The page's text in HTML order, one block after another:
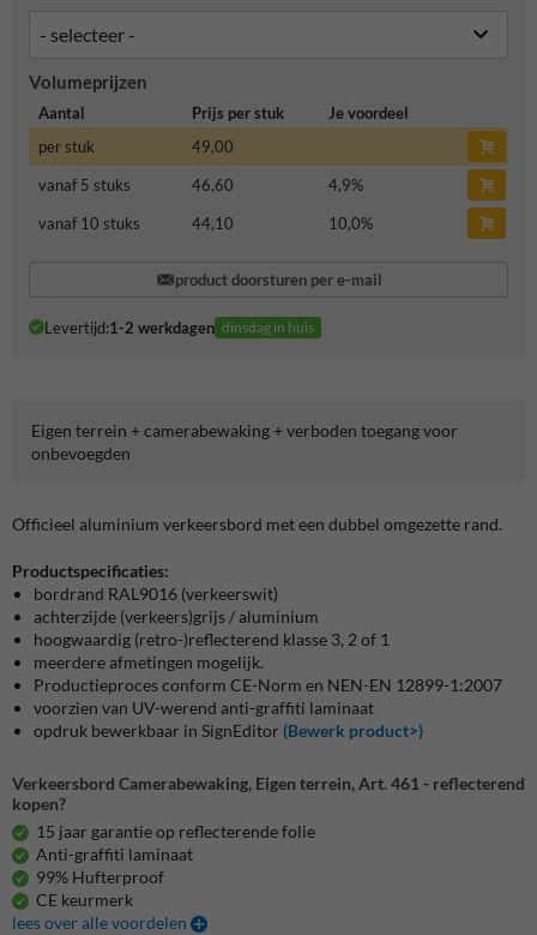
Volumeprijzen
Aantal Prijs per stuk
Je voordeel
per stuk
49,00
vanaf 5 stuks
46,60 4,9%
vanaf 10 stuks
44,10 10,0%
product doorsturen per e-mail
Levertijd:1-2 werkdagen dinsdag in huis
Eigen terrein + camerabewaking + verboden toegang voor
onbevoegden
Officieel aluminium verkeersbord met een dubbel omgezette rand.
Productspecificaties:
bordrand RAL9016 (verkeerswit)
achterzijde (verkeers)grijs / aluminium
hoogwaardig (retro-)reflecterend klasse 3, 2 of 1
meerdere afmetingen mogelijk.
Productieproces conform CE-Norm en NEN-EN 12899-1:2007
voorzien van UV-werend anti-graffiti laminaat
opdruk bewerkbaar in SignEditor (Bewerk product>)
Verkeersbord Camerabewaking, Eigen terrein, Art. 461 - reflecterend
kopen?
15 jaar garantie op reflecterende folie
Anti-graffiti laminaat
99% Hufterproof
CE keurmerk
lees over alle voordelen